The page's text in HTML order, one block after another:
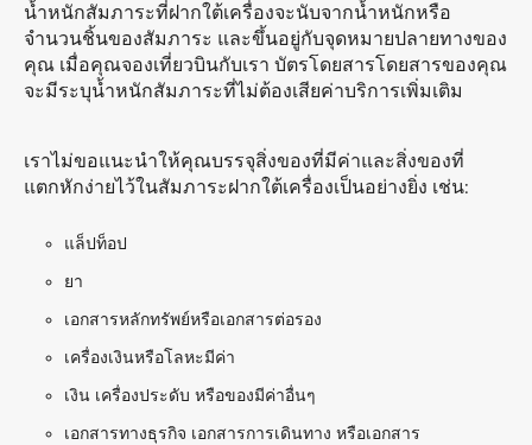
น้ำหนักสัมภาระที่ฝากใต้เครื่องจะนับจากน้ำหนักหรือ
จำนวนชิ้นของสัมภาระ และขึ้นอยู่กับจุดหมายปลายทางของ
คุณ เมื่อคุณจองเที่ยวบินกับเรา บัตรโดยสารโดยสารของคุณ
จะมีระบุน้ำหนักสัมภาระที่ไม่ต้องเสียค่าบริการเพิ่มเติม
เราไม่ขอแนะนำให้คุณบรรจุสิ่งของที่มีค่าและสิ่งของที่
แตกหักง่ายไว้ในสัมภาระฝากใต้เครื่องเป็นอย่างยิ่ง เช่น:
แล็ปท็อป
ยา
เอกสารหลักทรัพย์หรือเอกสารต่อรอง
เครื่องเงินหรือโลหะมีค่า
เงิน เครื่องประดับ หรือของมีค่าอื่นๆ
เอกสารทางธุรกิจ เอกสารการเดินทาง หรือเอกสาร